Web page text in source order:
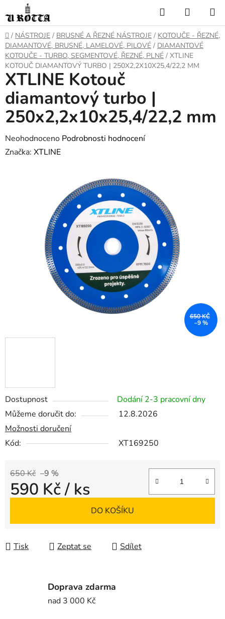
na
obsah
Hledat
KOŠÍK
DOMŮ
/ NÁSTROJE / BRUSNÉ A ŘEZNÉ NÁSTROJE / KOTOUČE - ŘEZNÉ,
DIAMANTOVÉ, BRUSNÉ, LAMELOVÉ, PILOVÉ / DIAMANTOVÉ
KOTOUČE - TURBO, SEGMENTOVÉ, ŘEZNÉ, PLNÉ / XTLINE
KOTOUČ DIAMANTOVÝ TURBO | 250X2,2X10X25,4/22,2 MM
Dostupnost
Dodání 2-3 pracovní dny
Můžeme doručit do:
12.8.2026
Možnosti doručení
Kód:
XT169250
650 Kč –9 %
590 Kč/ ks
DO KOŠÍKU
Tisk Zeptat se Sdílet
XTLINE Kotouč
diamantový turbo |
250x2,2x10x25,4/22,2 mm
Průměrné
hodnocení
Neohodnoceno Podrobnosti hodnocení
Značka: XTLINE
650 KČ
–9 %
Doprava zdarma
nad 3 000 Kč